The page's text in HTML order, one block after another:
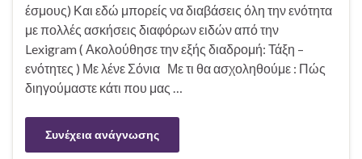
έσμους) Και εδώ μπορείς να διαβάσεις όλη την ενότητα
με πολλές ασκήσεις διαφόρων ειδών από την
Lexigram ( Ακολούθησε την εξής διαδρομή: Τάξη –
ενότητες ) Με λένε Σόνια Με τι θα ασχοληθούμε : Πώς
διηγούμαστε κάτι που μας …
Συνέχεια ανάγνωσης